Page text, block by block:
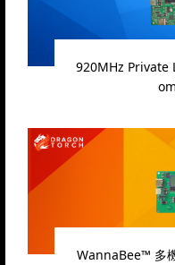
920MHz Private
WannaBee™ 多